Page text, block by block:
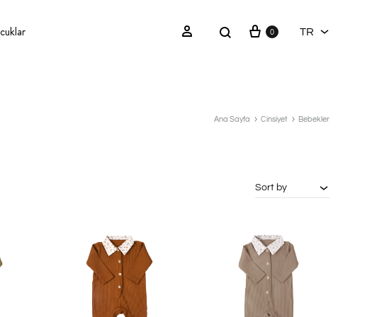
Sign inÜrün
Sepet
0 TR
Ana Sayfa Cinsiyet Bebekler
Sort by